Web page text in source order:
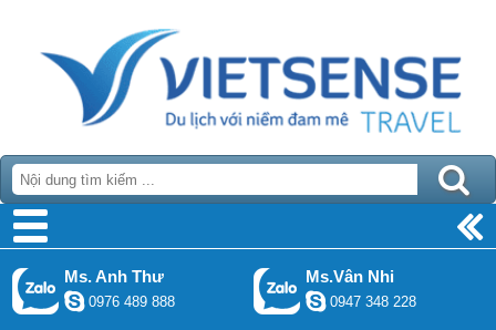
Ms. Anh Thư
0976 489 888
Ms.Vân Nhi
0947 348 228